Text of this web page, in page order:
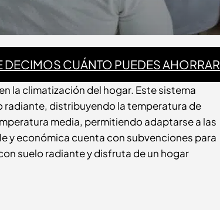
DECIMOS CUÁNTO PUEDES AHORRAR
la climatización del hogar. Este sistema
radiante, distribuyendo la temperatura de
media, permitiendo adaptarse a las
y económica cuenta con subvenciones para
suelo radiante y disfruta de un hogar